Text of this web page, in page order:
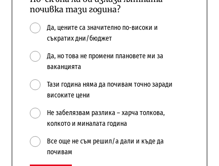
почивка тази година?
Да, цените са значително по-високи и
съкратих дни/бюджет
Да, но това не промени плановете ми за
ваканцията
Тази година няма да почивам точно заради
високите цени
Не забелязвам разлика – харча толкова,
колкото и миналата година
Все още не съм решил/а дали и къде да
почивам